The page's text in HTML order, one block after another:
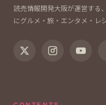
読売情報開発大阪が運営する
にグルメ・旅・エンタメ・レ